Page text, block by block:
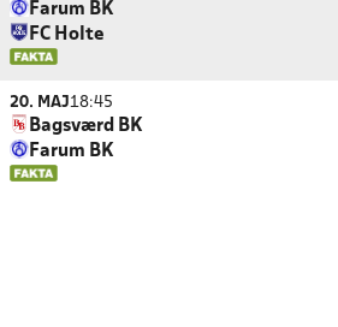
Farum BK
FC Holte
20. MAJ18:45
Bagsværd BK
Farum BK